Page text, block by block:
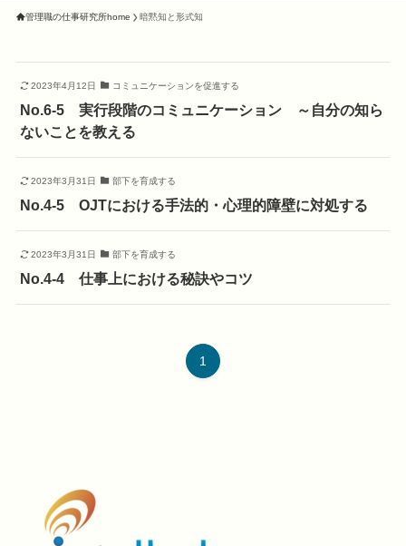
管理職の仕事研究所home 暗黙知と形式知
2023年4月12日 コミュニケーションを促進する
No.6-5 実行段階のコミュニケーション ～自分の知ら
ないことを教える
2023年3月31日 部下を育成する
No.4-5 OJTにおける手法的・心理的障壁に対処する
2023年3月31日 部下を育成する
No.4-4 仕事上における秘訣やコツ
1